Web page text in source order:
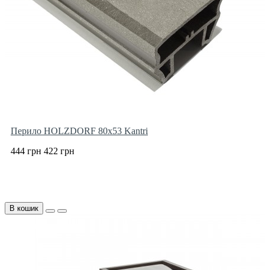
Перило HOLZDORF 80х53 Kantri
444 грн 422 грн
В кошик